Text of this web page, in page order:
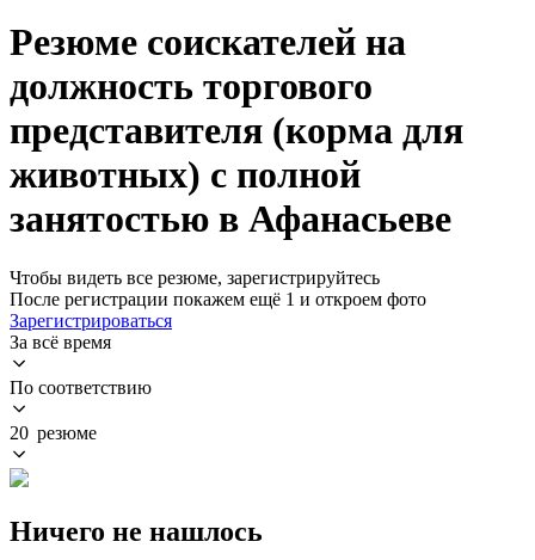
Резюме соискателей на
должность торгового
представителя (корма для
животных) с полной
занятостью в Афанасьеве
Чтобы видеть все резюме, зарегистрируйтесь
После регистрации покажем ещё 1 и откроем фото
Зарегистрироваться
За всё время
По соответствию
20 резюме
Ничего не нашлось